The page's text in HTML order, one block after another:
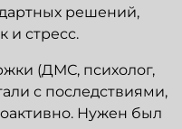
решений,
и стресс.
(ДМС, психолог,
с последствиями,
Нужен был